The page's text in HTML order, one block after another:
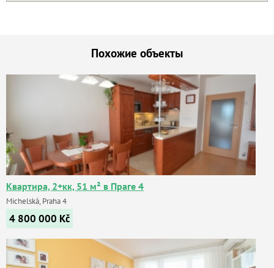
Похожие объекты
Квартира, 2+кк, 51 м² в Праге 4
Michelská, Praha 4
4 800 000 Kč